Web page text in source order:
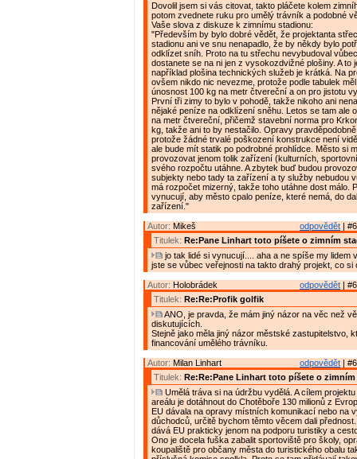
Dovolil jsem si vás citovat, takto pláčete kolem
potom zvednete ruku pro umělý trávník a podobné
Vaše slova z diskuze k zimnímu stadionu:
"Především by bylo dobré vědět, že projektanta
stadionu ani ve snu nenapadlo, že by někdy bylo
odklízet sníh. Proto na tu střechu nevybudoval
dostanete se na ni jen z vysokozdvižné plošiny. A to
například plošina technických služeb je krátká. Na
ovšem nikdo nic nevezme, protože podle tabulek
únosnost 100 kg na metr čtvereční a on pro jistotu
První tři zimy to bylo v pohodě, takže nikoho ani
nějaké peníze na odklízení sněhu. Letos se tam ale
na metr čtvereční, přičemž stavební norma pro
kg, takže ani to by nestačilo. Opravy
protože žádné trvalé poškození konstrukce není
ale bude mít statik po podrobné prohlídce. Město si
provozovat jenom tolik zařízení (kulturních,
svého rozpočtu utáhne. A zbytek buď budou
subjekty nebo tady ta zařízení a ty služby nebudou
má rozpočet mizerný, takže toho utáhne dost málo.
vynucují, aby město cpalo peníze, které nemá, do
zařízení."
odpovědět |
Autor: Mikeš
Titulek: Re:Pane Linhart toto píšete o zimním
jo tak lidé si vynucují.... aha a ne spíše my lidem
jste se vůbec veřejnosti na takto drahý projekt, co si
odpovědět |
Autor: Holobrádek
Titulek: Re:Re:Profik golfik
ANO, je pravda, že mám jiný názor na věc než
diskutujících.
Stejně jako měla jiný názor městské zastupitelstvo,
financování umělého trávníku.
odpovědět |
Autor: Milan Linhart
Titulek: Re:Re:Pane Linhart toto píšete o
Umělá tráva si na údržbu vydělá. A cílem
areálu je dotáhnout do Chotěboře 130 milionů z
EU dávala na opravy místních komunikací nebo na
důchodců, určitě bychom těmto věcem dali
dává EU prakticky jenom na podporu turistiky a
Ono je docela fuška zabalit sportoviště pro školy,
koupaliště pro občany města do turistického obalu